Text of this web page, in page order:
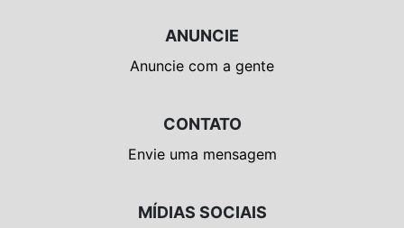
ANUNCIE
Anuncie com a gente
CONTATO
Envie uma mensagem
MÍDIAS SOCIAIS